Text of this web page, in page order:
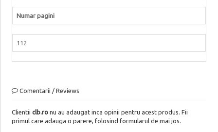
Numar pagini
112
Comentarii / Reviews
Clientii clb.ronu au adaugat inca opinii pentru acest produs. Fii
primul care adauga o parere, folosind formularul de mai jos.